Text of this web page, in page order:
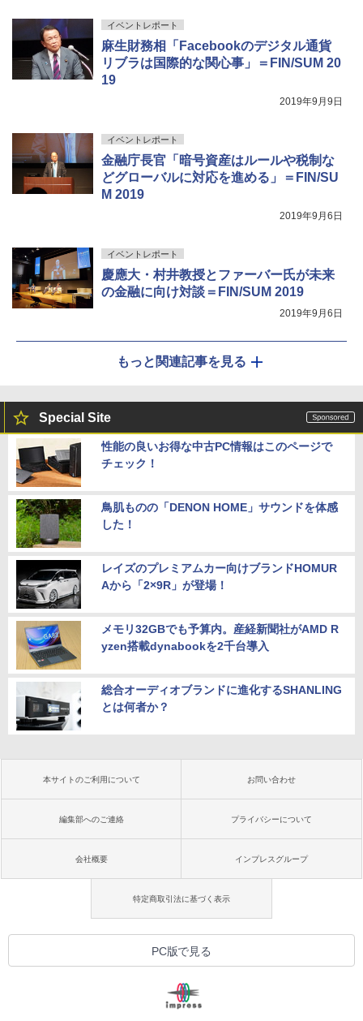
イベントレポート
麻生財務相「Facebookのデジタル通貨
リブラは国際的な関心事」＝FIN/SUM 20
19
2019年9月9日
イベントレポート
金融庁長官「暗号資産はルールや税制な
どグローバルに対応を進める」＝FIN/SU
M 2019
2019年9月6日
イベントレポート
慶應大・村井教授とファーバー氏が未来
の金融に向け対談＝FIN/SUM 2019
2019年9月6日
もっと関連記事を見る
Special Site
性能の良いお得な中古PC情報はこのページで
チェック！
鳥肌ものの「DENON HOME」サウンドを体感
した！
レイズのプレミアムカー向けブランドHOMUR
Aから「2×9R」が登場！
メモリ32GBでも予算内。産経新聞社がAMD R
yzen搭載dynabookを2千台導入
総合オーディオブランドに進化するSHANLING
とは何者か？
本サイトのご利用について お問い合わせ
編集部へのご連絡 プライバシーについて
会社概要 インプレスグループ
特定商取引法に基づく表示
PC版で見る